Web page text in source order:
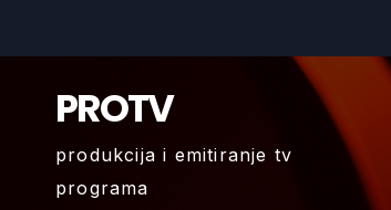
PROTV
produkcija i emitiranje tv
programa